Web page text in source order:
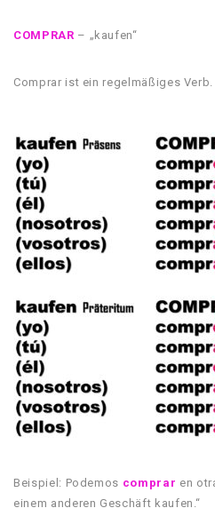
COMPRAR – „kaufen“
Comprar ist ein regelmäßiges Verb.
Beispiel: Podemos comprar en
einem anderen Geschäft kaufen.“